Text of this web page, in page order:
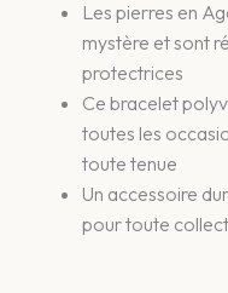
Les pierres en
mystère et sont
protectrices
Ce bracelet
toutes les
toute tenue
Un accessoire
pour toute